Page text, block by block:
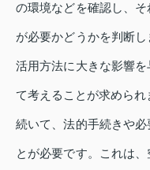
の環境などを確認し、
が必要かどうかを判断
活用方法に大きな影響
て考えることが求められ
続いて、法的手続きや
とが必要です。これは